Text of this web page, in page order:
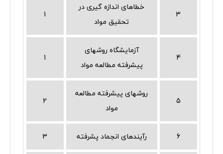
1
خطاهای اندازه گیری در
تحقیق مواد
3
1
آزمایشگاه روشهای
پیشرفته مطالعه مواد
4
2
روشهای پیشرفته مطالعه
مواد
5
3 رآیندهای انجماد پشرفته 6